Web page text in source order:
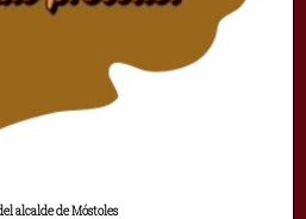
alcalde de Móstoles